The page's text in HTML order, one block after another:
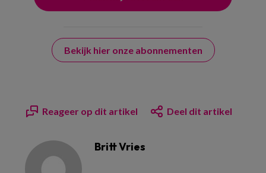
Bekijk hier onze abonnementen
Reageer op dit artikel Deel dit artikel
Britt Vries